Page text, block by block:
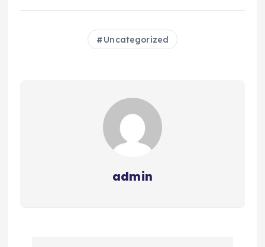
Uncategorized
admin